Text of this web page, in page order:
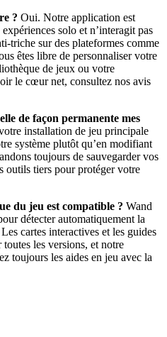
? Oui. Notre application est
solo et n’interagit pas
triche sur des plateformes comme
êtes libre de personnaliser votre
de jeux ou votre
le cœur net, consultez nos avis
de façon permanente mes
installation de jeu principale
système plutôt qu’en modifiant
toujours de sauvegarder vos
outils tiers pour protéger votre
du jeu est compatible ? Wand
détecter automatiquement la
cartes interactives et les guides
les versions, et notre
toujours les aides en jeu avec la